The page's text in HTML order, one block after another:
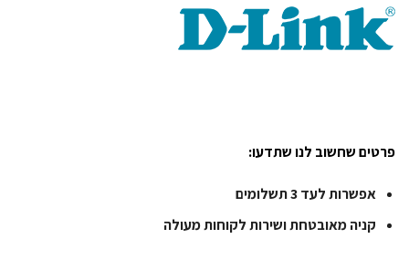
פרטים שחשוב לנו שתדעו:
אפשרות לעד 3 תשלומים
קניה מאובטחת ושירות לקוחות מעולה